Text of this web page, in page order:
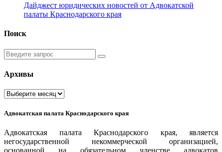
Дайджест юридических новостей от Адвокатской
палаты Краснодарского края
Поиск
Введите
запрос
Архивы
Архивы
Адвокатская палата Краснодарского края
Адвокатская палата Краснодарского края, является
негосударственной некоммерческой организацией,